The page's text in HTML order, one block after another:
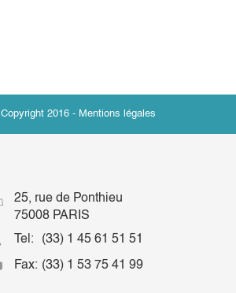
Copyright 2016 - Mentions légales
25, rue de Ponthieu
75008 PARIS
Tel:
(33) 1 45 61 51 51
Fax: (33) 1 53 75 41 99